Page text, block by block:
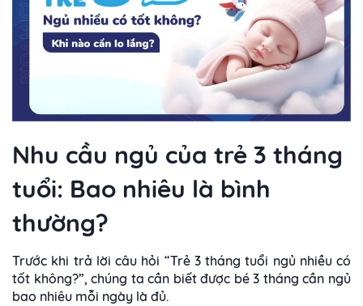
Nhu cầu ngủ của trẻ 3 tháng
tuổi: Bao nhiêu là bình
thường?
Trước khi trả lời câu hỏi “Trẻ 3 tháng tuổi ngủ nhiều có
tốt không?”, chúng ta cần biết được bé 3 tháng cần ngủ
bao nhiêu mỗi ngày là đủ.